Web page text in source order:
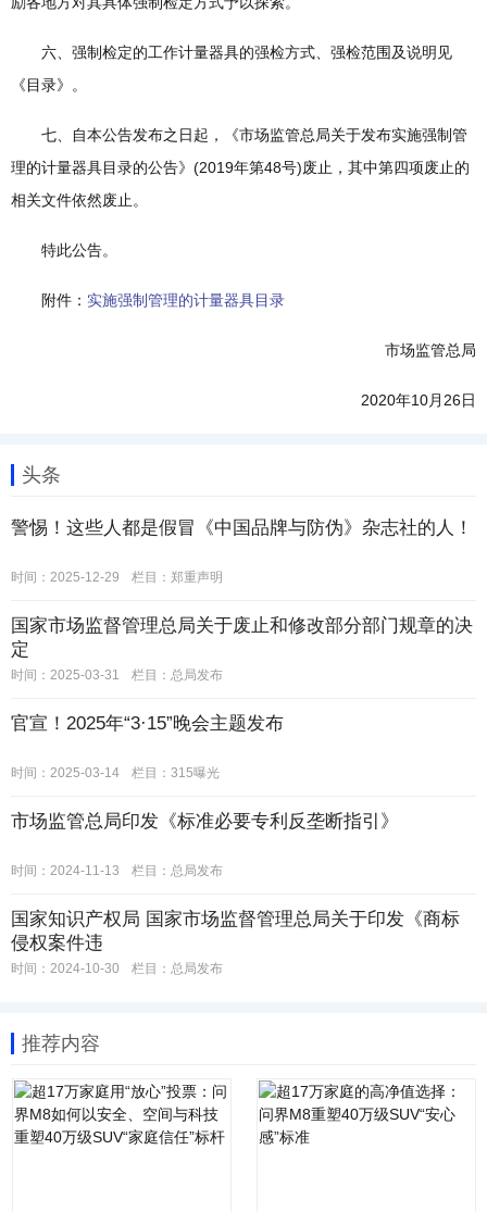
六、强制检定的工作计量器具的强检方式、强检范围及说明见
《目录》。
七、自本公告发布之日起，《市场监管总局关于发布实施强制管
理的计量器具目录的公告》(2019年第48号)废止，其中第四项废止的
相关文件依然废止。
特此公告。
附件： 实施强制管理的计量器具目录
市场监管总局
2020年10月26日
头条
警惕！这些人都是假冒《中国品牌与防伪》杂志社的人！
时间：2025-12-29 栏目： 郑重声明
国家市场监督管理总局关于废止和修改部分部门规章的决
定
时间：2025-03-31 栏目： 总局发布
官宣！2025年“3·15”晚会主题发布
时间：2025-03-14 栏目： 315曝光
市场监管总局印发《标准必要专利反垄断指引》
时间：2024-11-13 栏目： 总局发布
国家知识产权局 国家市场监督管理总局关于印发《商标
侵权案件违
时间：2024-10-30 栏目： 总局发布
推荐内容